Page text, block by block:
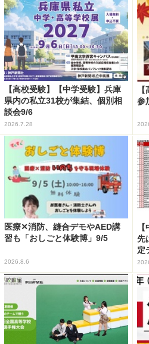
【高校受験】【中学受験】兵庫
県内の私立31校が集結、個別相
談会9/6
2026.7.28
参
医療✕消防、縫合デモやAED講
習も「おしごと体験博」9/5
2026.8.6
先
定